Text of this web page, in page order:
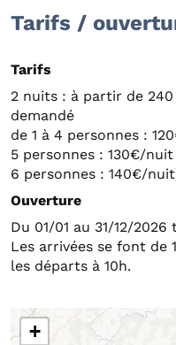
Tarifs /
Tarifs
2 nuits : à partir de
demandé
de 1 à 4 personnes :
5 personnes : 130€/nuit
6 personnes : 140€/
Ouverture
Du 01/01 au 31/12/
Les arrivées se font de
les départs à 10h.
+